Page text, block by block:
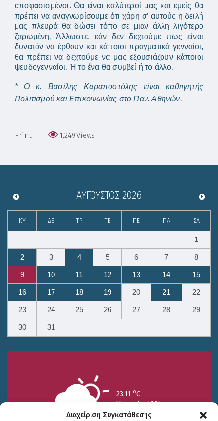
Διαχείριση Συγκατάθεσης
αποφασισμένοι. Θα είναι καλύτεροί μας και εμείς θα
πρέπει να αναγνωρίσουμε ότι χάρη σ’ αυτούς η δειλή
μας πλευρά θα δώσει τόπο σε μιαν άλλη λιγότερο
ζαρωμένη. Άλλωστε, εάν δεν δεχτούμε πως είναι
δυνατόν να έρθουν και κάποιοι πραγματικά γενναίοι,
θα πρέπει να δεχτούμε να μας εξουσιάζουν κάποιοι
ψευδογενναίοι. Ή το ένα θα συμβεί ή το άλλο.
* Ο κ. Βασίλης Καραποστόλης είναι καθηγητής
Πολιτισμού και Επικοινωνίας στο Παν. Αθηνών.
Print 1,249Views
ΑΎΓΟΥΣΤΟΣ 2026
ΚΥ ΔΕ ΤΡ ΤΕ ΠΕ ΠΑ ΣΑ
1
2 3 4 5 6 7 8
9 10 11 12 13 14 15
16 17 18 19 20 21 22
23 24 25 26 27 28 29
30 31
23.11 oC
Υγρασία 49%